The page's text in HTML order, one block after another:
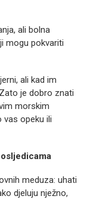
ali bolna
mogu pokvariti
ali kad im
je dobro znati
morskim
vas opeku ili
meduza: uhati
djeluju nježno,